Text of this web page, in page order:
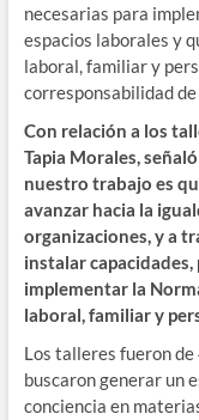
necesarias para
espacios laborales y
laboral, familiar y
corresponsabilidad
Con relación a los
Tapia Morales,
nuestro trabajo es
avanzar hacia la
organizaciones, y a
instalar
implementar la
laboral, familiar y
Los talleres fueron de
buscaron generar un
conciencia en